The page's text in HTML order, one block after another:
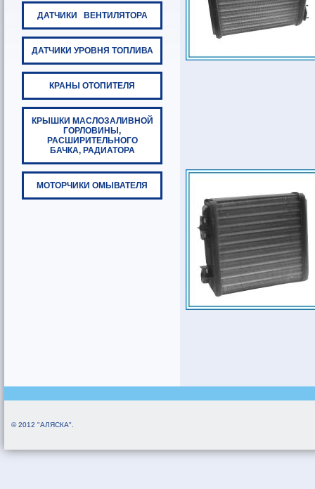
ДАТЧИКИ ВЕНТИЛЯТОРА
ДАТЧИКИ УРОВНЯ ТОПЛИВА
КРАНЫ ОТОПИТЕЛЯ
КРЫШКИ МАСЛОЗАЛИВНОЙ
ГОРЛОВИНЫ,
РАСШИРИТЕЛЬНОГО
БАЧКА, РАДИАТОРА
МОТОРЧИКИ ОМЫВАТЕЛЯ
© 2012 "АЛЯСКА".